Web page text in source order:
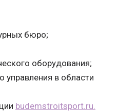
бюро;
оборудования;
управления в области
budemstroitsport.ru.